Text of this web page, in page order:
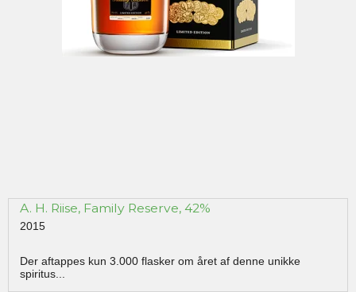
A. H. Riise, Family Reserve, 42%
2015
Der aftappes kun 3.000 flasker om året af denne unikke
spiritus...